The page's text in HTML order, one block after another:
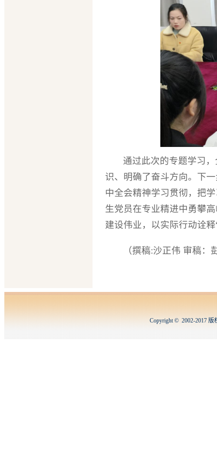
通过此次的专题学习
识、明确了奋斗方向。下
中全会精神学习贯彻，把
生党员在专业精进中勇攀
建设伟业，以实际行动诠
（撰稿:沙正伟 审稿：
Copyright © 2002-2017